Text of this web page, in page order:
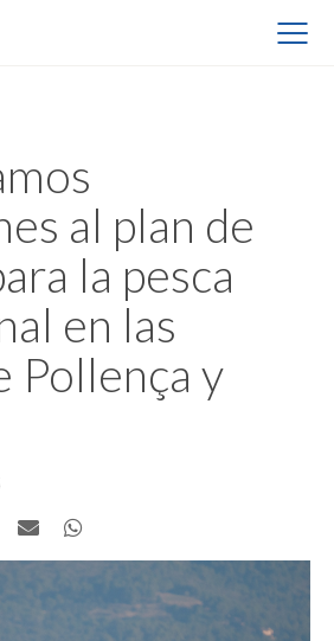
al plan de
la pesca
en las
Pollença y